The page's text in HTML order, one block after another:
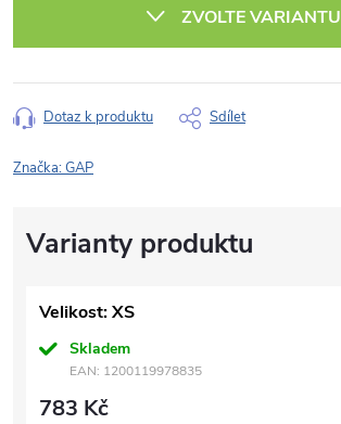
ZVOLTE VARIANTU
Dotaz k produktu Sdílet
Značka:GAP
Velikost: XS
Skladem
EAN: 1200119978835
783 Kč